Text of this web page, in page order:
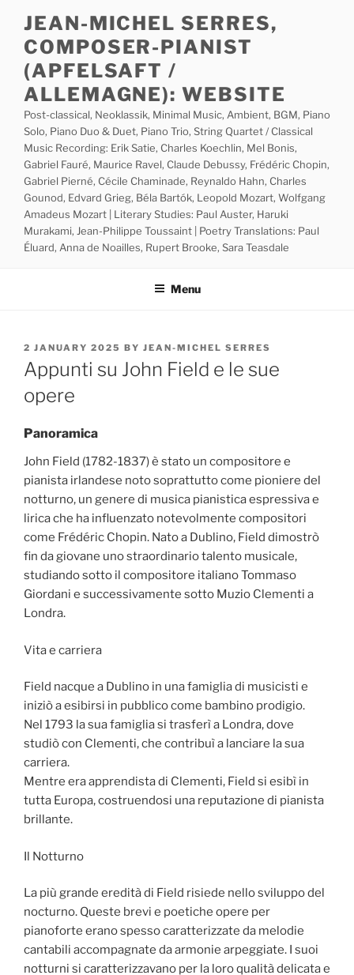
content
JEAN-MICHEL SERRES,
COMPOSER-PIANIST
(APFELSAFT /
ALLEMAGNE): WEBSITE
Post-classical, Neoklassik, Minimal Music, Ambient, BGM, Piano
Solo, Piano Duo & Duet, Piano Trio, String Quartet / Classical
Music Recording: Erik Satie, Charles Koechlin, Mel Bonis,
Gabriel Fauré, Maurice Ravel, Claude Debussy, Frédéric Chopin,
Gabriel Pierné, Cécile Chaminade, Reynaldo Hahn, Charles
Gounod, Edvard Grieg, Béla Bartók, Leopold Mozart, Wolfgang
Amadeus Mozart | Literary Studies: Paul Auster, Haruki
Murakami, Jean-Philippe Toussaint | Poetry Translations: Paul
Éluard, Anna de Noailles, Rupert Brooke, Sara Teasdale
Menu
POSTED
ON
2 JANUARY 2025 BY JEAN-MICHEL SERRES
Appunti su John Field e le sue
opere
Panoramica
John Field (1782-1837) è stato un compositore e
pianista irlandese noto soprattutto come pioniere del
notturno, un genere di musica pianistica espressiva e
lirica che ha influenzato notevolmente compositori
come Frédéric Chopin. Nato a Dublino, Field dimostrò
fin da giovane uno straordinario talento musicale,
studiando sotto il compositore italiano Tommaso
Giordani e successivamente sotto Muzio Clementi a
Londra.
Vita e carriera
Field nacque a Dublino in una famiglia di musicisti e
iniziò a esibirsi in pubblico come bambino prodigio.
Nel 1793 la sua famiglia si trasferì a Londra, dove
studiò con Clementi, che contribuì a lanciare la sua
carriera.
Mentre era apprendista di Clementi, Field si esibì in
tutta Europa, costruendosi una reputazione di pianista
brillante.
Il Notturno
La più grande eredità di Field risiede nello sviluppo del
nocturno. Queste brevi e poetiche opere per
pianoforte erano spesso caratterizzate da melodie
cantabili accompagnate da armonie arpeggiate. I suoi
notturni si caratterizzavano per la loro qualità delicata e